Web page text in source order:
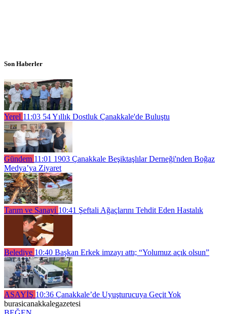
Son Haberler
Yerel 11:03 54 Yıllık Dostluk Çanakkale'de Buluştu
Gündem 11:01 1903 Çanakkale Beşiktaşlılar Derneği'nden Boğaz
Medya’ya Ziyaret
Tarım ve Sanayi 10:41 Şeftali Ağaçlarını Tehdit Eden Hastalık
Belediye 10:40 Başkan Erkek imzayı attı; “Yolumuz açık olsun”
ASAYİŞ 10:36 Çanakkale’de Uyuşturucuya Geçit Yok
burasicanakkalegazetesi